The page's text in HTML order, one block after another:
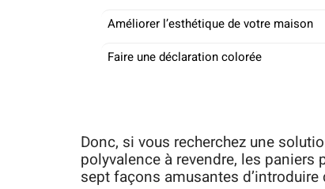
Améliorer l’esthétique de votre maison
Faire une déclaration colorée
Donc, si vous recherchez une
polyvalence à revendre, les
sept façons amusantes